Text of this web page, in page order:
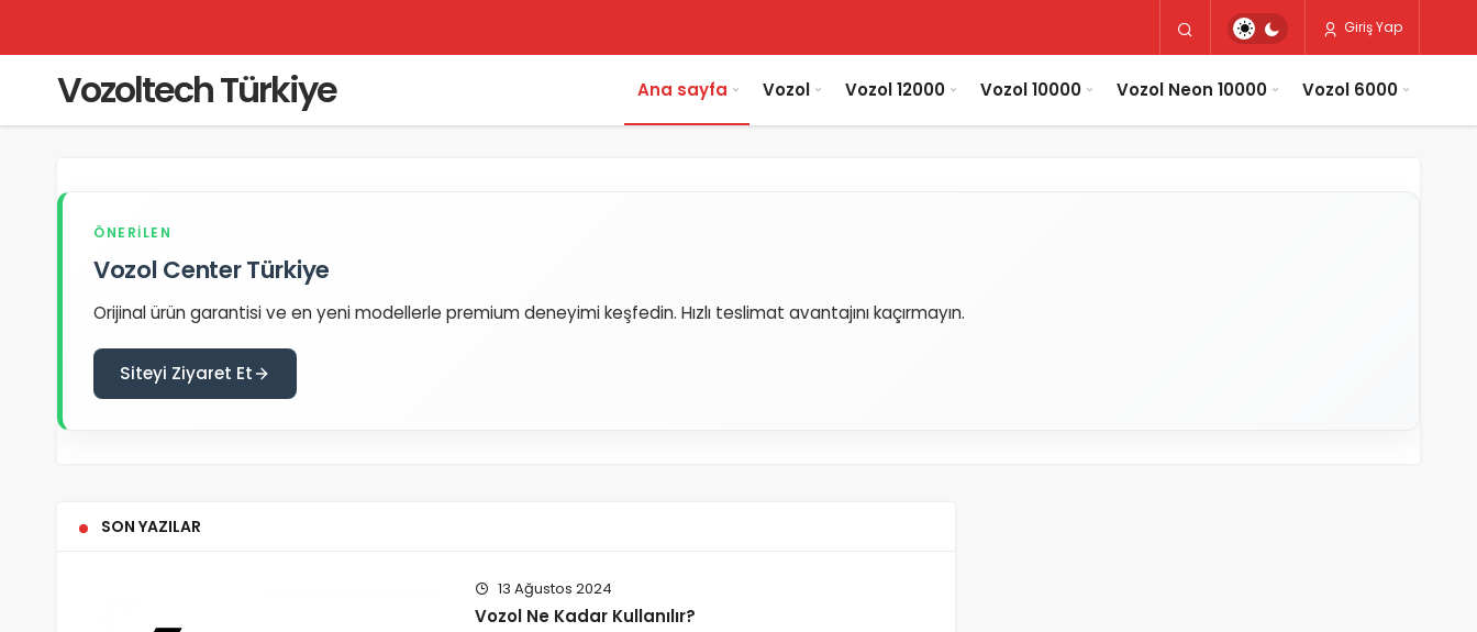
Giriş Yap
Vozoltech Türkiye Ana sayfa Vozol Vozol 12000 Vozol 10000 Vozol Neon 10000 Vozol 6000
ÖNERILEN
Vozol Center Türkiye
Orijinal ürün garantisi ve en yeni modellerle premium deneyimi keşfedin. Hızlı teslimat avantajını kaçırmayın.
Siteyi Ziyaret Et
SON YAZILAR
13 Ağustos 2024
Vozol Ne Kadar Kullanılır?